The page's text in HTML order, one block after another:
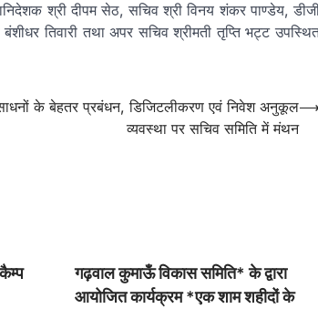
श्री दीपम सेठ, सचिव श्री विनय शंकर पाण्डेय,
तिवारी तथा अपर सचिव श्रीमती तृप्ति भट्ट
के बेहतर प्रबंधन, डिजिटलीकरण एवं निवेश अनुकूल
व्यवस्था पर सचिव समिति में मंथन
⟶
गढ़वाल कुमाऊँ विकास समिति* के द्वारा
आयोजित कार्यक्रम *एक शाम शहीदों के